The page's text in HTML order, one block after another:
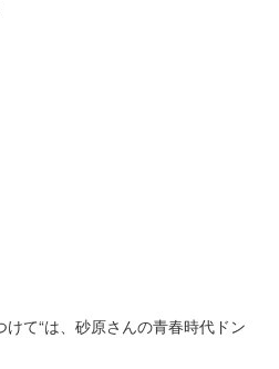
けて“は、砂原さんの青春時代ドン